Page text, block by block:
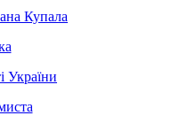
Купала
України